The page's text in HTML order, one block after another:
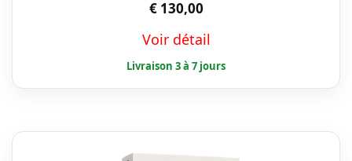
€130,00
Voir détail